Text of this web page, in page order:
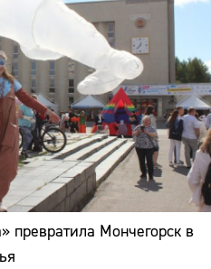
превратила Мончегорск в